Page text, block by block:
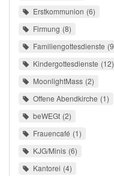
Erstkommunion 6
Firmung 8
Familiengottesdienste 9
Kindergottesdienste 12
MoonlightMass 2
Offene Abendkirche 1
beWEGt 2
Frauencafé 1
KJG/Minis 6
Kantorei 4